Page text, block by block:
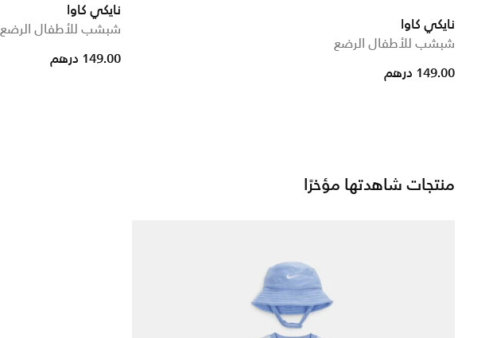
نايكي كاوا
شبشب للأطفال الرضع
149.00 درهم
نايكي كاوا
شبشب للأطفال الرضع
149.00 درهم
منتجات شاهدتها مؤخرًا